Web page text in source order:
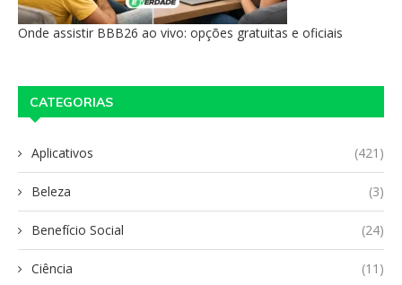
Onde assistir BBB26 ao vivo: opções gratuitas e oficiais
CATEGORIAS
Aplicativos (421)
Beleza (3)
Benefício Social (24)
Ciência (11)